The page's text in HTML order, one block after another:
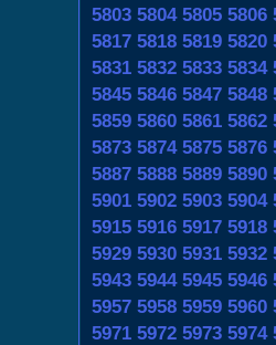
5803 5804 5805 5806
5817 5818 5819 5820
5831 5832 5833 5834
5845 5846 5847 5848
5859 5860 5861 5862
5873 5874 5875 5876
5887 5888 5889 5890
5901 5902 5903 5904
5915 5916 5917 5918
5929 5930 5931 5932
5943 5944 5945 5946
5957 5958 5959 5960
5971 5972 5973 5974